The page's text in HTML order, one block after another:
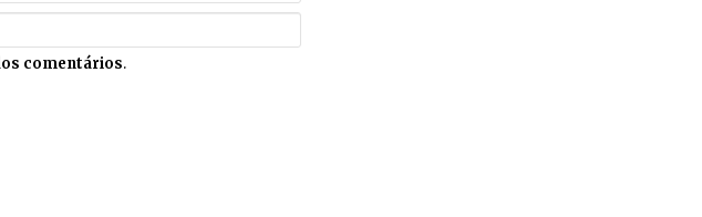
comentários.